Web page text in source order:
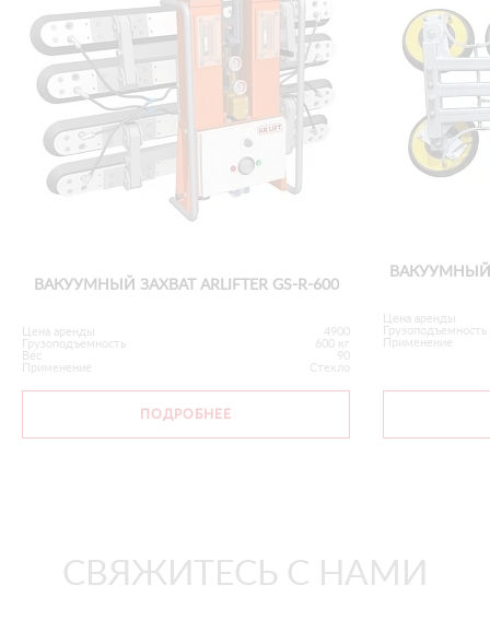
ВАКУУМНЫЙ ЗАХВАТ ARLIFTER GS-R-600
Цена аренды
4900
Грузоподъемность
600 кг
Вес
90
Применение
Стекло
ПОДРОБНЕЕ
ВАКУУМНЫЙ
Цена аренды
Грузоподъемность
Применение
СВЯЖИТЕСЬ С НАМИ